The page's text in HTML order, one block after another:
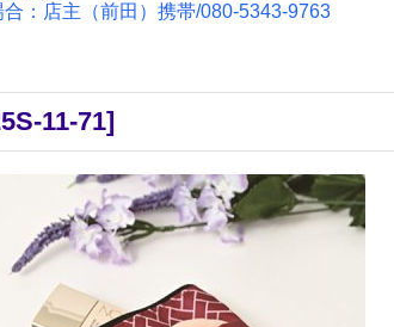
店主（前田）携帯/080-5343-9763
11-71]